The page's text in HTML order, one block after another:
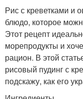
Рис с креветками и
блюдо, которое
Этот рецепт
морепродукты и
рацион. В этой
рисовый пудинг с
подскажу, как его